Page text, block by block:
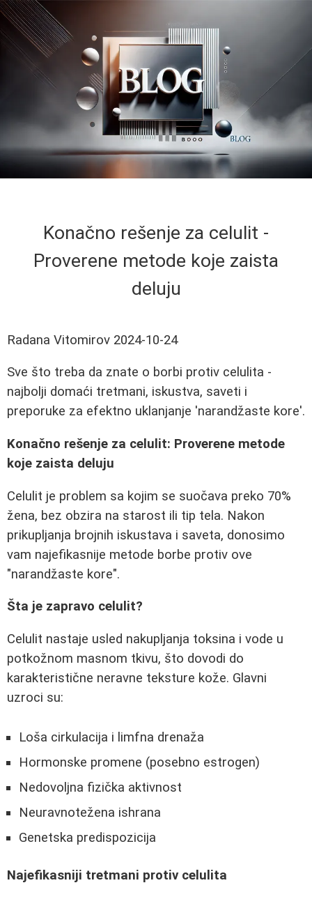
Konačno rešenje za celulit -
Proverene metode koje zaista
deluju
Radana Vitomirov 2024-10-24
Sve što treba da znate o borbi protiv celulita -
najbolji domaći tretmani, iskustva, saveti i
preporuke za efektno uklanjanje 'narandžaste kore'.
Konačno rešenje za celulit: Proverene metode
koje zaista deluju
Celulit je problem sa kojim se suočava preko 70%
žena, bez obzira na starost ili tip tela. Nakon
prikupljanja brojnih iskustava i saveta, donosimo
vam najefikasnije metode borbe protiv ove
"narandžaste kore".
Šta je zapravo celulit?
Celulit nastaje usled nakupljanja toksina i vode u
potkožnom masnom tkivu, što dovodi do
karakteristične neravne teksture kože. Glavni
uzroci su:
Loša cirkulacija i limfna drenaža
Hormonske promene (posebno estrogen)
Nedovoljna fizička aktivnost
Neuravnotežena ishrana
Genetska predispozicija
Najefikasniji tretmani protiv celulita